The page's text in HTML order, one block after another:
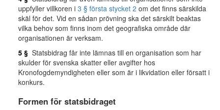
uppfyller villkoren i 3 § första stycket 2 om det finns särskilda
skäl för det. Vid en sådan prövning ska det särskilt beaktas
vilka behov som finns inom det geografiska område där
organisationen är verksam.
5 § Statsbidrag får inte lämnas till en organisation som har
skulder för svenska skatter eller avgifter hos
Kronofogdemyndigheten eller som är i likvidation eller försatt i
konkurs.
Formen för statsbidraget